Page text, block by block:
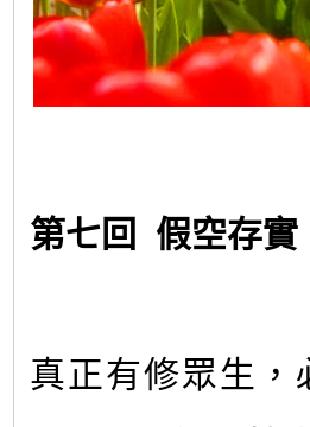
第七回 假空存實
真正有修眾生，